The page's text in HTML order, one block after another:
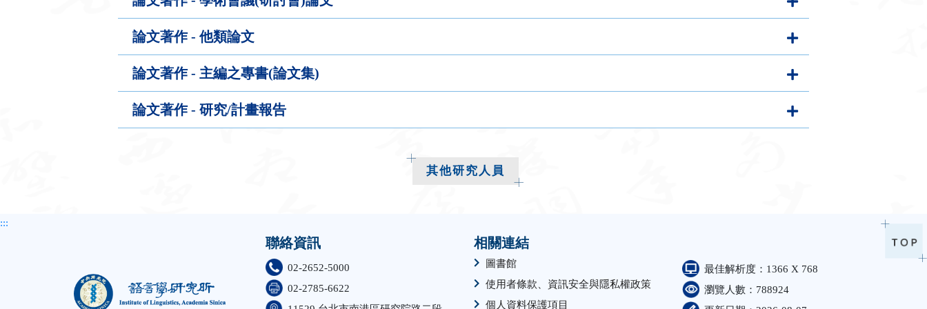
論文著作 - 他類論文
論文著作 - 主編之專書(論文集)
論文著作 - 研究/計畫報告
其他研究人員
:::
聯絡資訊
02-2652-5000
02-2785-6622
相關連結
圖書館
使用者條款、資訊安全與隱私權政策
個人資料保護項目
最佳解析度：1366 X 768
瀏覽人數：788924